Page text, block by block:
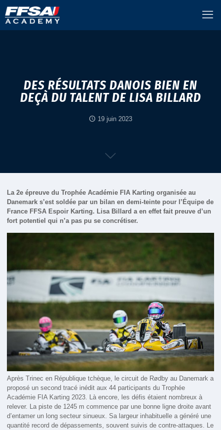
DES RÉSULTATS DANOIS BIEN EN
DEÇÀ DU TALENT DE LISA BILLARD
19 juin 2023
La 2e épreuve du Trophée Académie FIA Karting organisée au
Danemark s’est soldée par un bilan en demi-teinte pour l’Équipe de
France FFSA Espoir Karting. Lisa Billard a en effet fait preuve d’un
fort potentiel qui n’a pas pu se concrétiser.
Après Trinec en République tchèque, le circuit de Rødby au Danemark a
proposé un second tracé inédit aux 44 participants du Trophée
Académie FIA Karting 2023. Là encore, les défis étaient nombreux à
relever. La piste de 1245 m commence par une bonne ligne droite avant
d’entamer un long secteur sinueux. Sa largeur inhabituelle a généré une
quantité record de dépassements, souvent suivis de contre-attaques. Le